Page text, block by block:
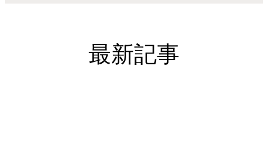
最新記事